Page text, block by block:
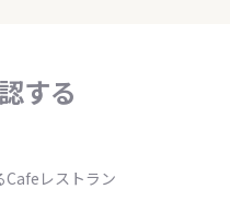
する
Cafeレストラン